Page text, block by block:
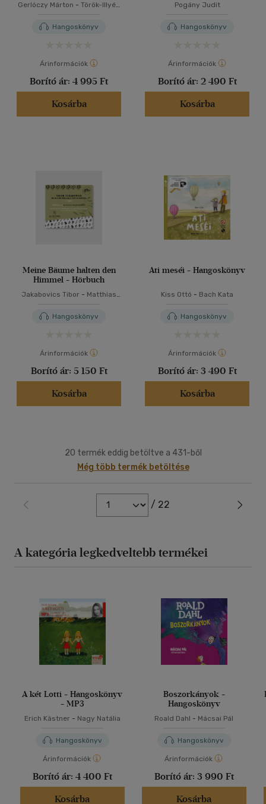
Gerlóczy Márton - Török-Illyés
Hangoskönyv
Árinformációk
Borító ár: 4 995 Ft
Kosárba
Pogány Judit
Hangoskönyv
Árinformációk
Borító ár: 2 490 Ft
Kosárba
Meine Bäume halten den
Himmel - Hörbuch
Jakabovics Tibor - Matthias
Hangoskönyv
Árinformációk
Borító ár: 5 150 Ft
Kosárba
Ati meséi - Hangoskönyv
Kiss Ottó - Bach Kata
Hangoskönyv
Árinformációk
Borító ár: 3 490 Ft
Kosárba
20 termék eddig betöltve a 431-ből
Még több termék betöltése
/ 22
A kategória legkedveltebb termékei
A két Lotti - Hangoskönyv
- MP3
Erich Kästner - Nagy Natália
Hangoskönyv
Árinformációk
Borító ár: 4 400 Ft
Kosárba
Boszorkányok -
Hangoskönyv
Roald Dahl - Mácsai Pál
Hangoskönyv
Árinformációk
Borító ár: 3 990 Ft
Kosárba